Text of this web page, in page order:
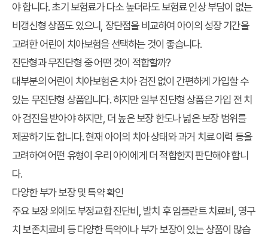
야 합니다. 초기 보험료가 다소 높더라도 보험료 인상 부담이 없는
비갱신형 상품도 있으니, 장단점을 비교하여 아이의 성장 기간을
고려한 어린이 치아보험을 선택하는 것이 좋습니다.
진단형과 무진단형 중 어떤 것이 적합할까?
대부분의 어린이 치아보험은 치아 검진 없이 간편하게 가입할 수
있는 무진단형 상품입니다. 하지만 일부 진단형 상품은 가입 전 치
아 검진을 받아야 하지만, 더 높은 보장 한도나 넓은 보장 범위를
제공하기도 합니다. 현재 아이의 치아 상태와 과거 치료 이력 등을
고려하여 어떤 유형이 우리 아이에게 더 적합한지 판단해야 합니
다.
다양한 부가 보장 및 특약 확인
주요 보장 외에도 부정교합 진단비, 발치 후 임플란트 치료비, 영구
치 보존치료비 등 다양한 특약이나 부가 보장이 있는 상품이 많습